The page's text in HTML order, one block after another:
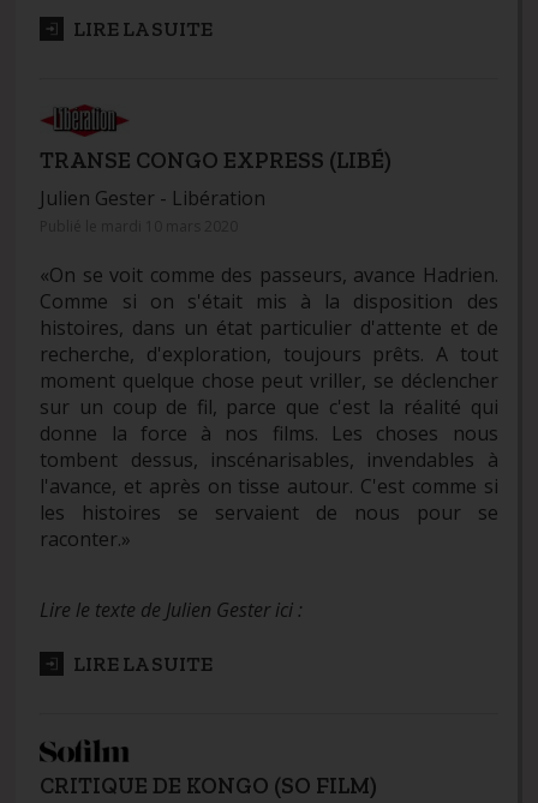
LIRE LA SUITE
TRANSE CONGO EXPRESS (LIBÉ)
Julien Gester - Libération
«On se voit comme des passeurs, avance Hadrien.
Comme si on s'était mis à la disposition des
histoires, dans un état particulier d'attente et de
recherche, d'exploration, toujours prêts. A tout
moment quelque chose peut vriller, se déclencher
sur un coup de fil, parce que c'est la réalité qui
donne la force à nos films. Les choses nous
tombent dessus, inscénarisables, invendables à
l'avance, et après on tisse autour. C'est comme si
les histoires se servaient de nous pour se
raconter.»
Lire le texte de Julien Gester ici :
LIRE LA SUITE
CRITIQUE DE KONGO (SO FILM)